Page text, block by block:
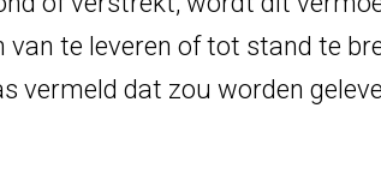
te leveren of tot stand te
vermeld dat zou worden